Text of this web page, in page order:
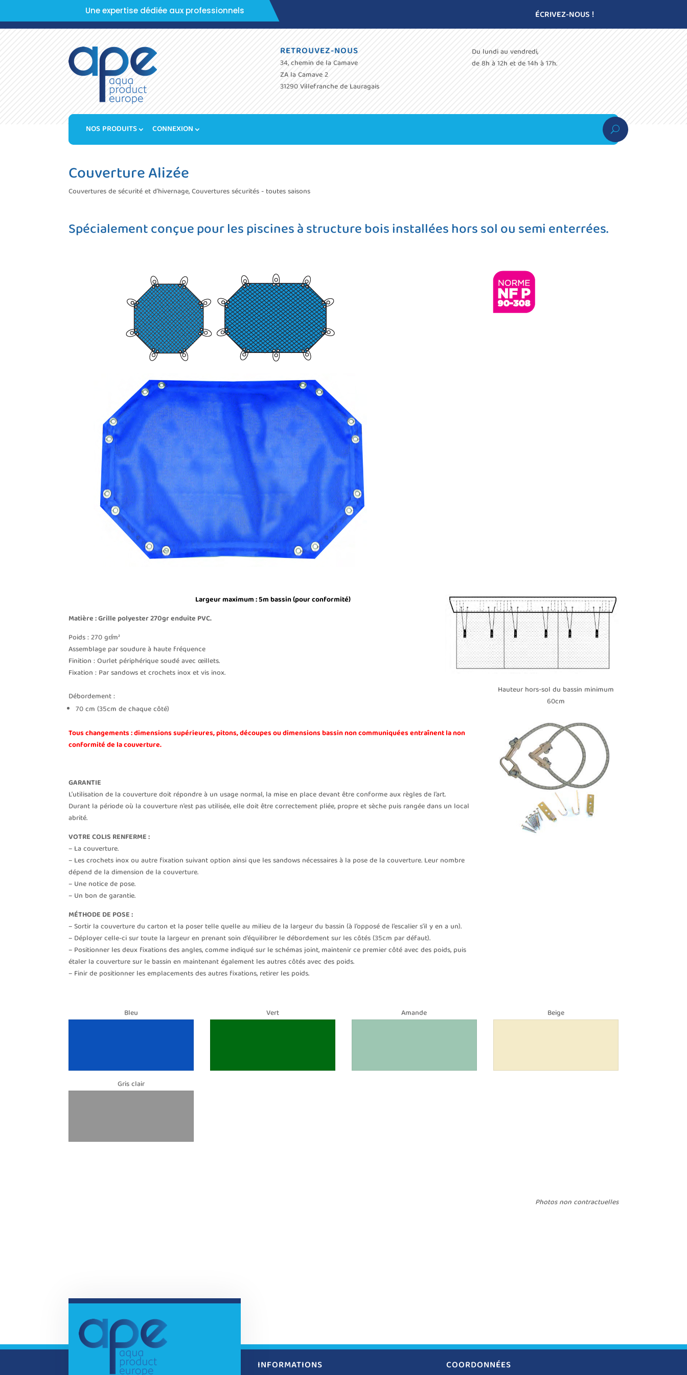
Une expertise dédiée aux professionnels ÉCRIVEZ-NOUS !
RETROUVEZ-NOUS
34, chemin de la Camave
ZA la Camave 2
31290 Villefranche de Lauragais
Du lundi au vendredi,
de 8h à 12h et de 14h à 17h.
NOS PRODUITS CONNEXION
Couverture Alizée
Couvertures de sécurité et d'hivernage,Couvertures sécurités - toutes saisons
Spécialement conçue pour les piscines à structure bois installées hors sol ou semi enterrées.
Largeur maximum : 5m bassin (pour conformité)
Matière : Grille polyester 270gr enduite PVC.
Poids : 270 gr/m²
Assemblage par soudure à haute fréquence
Finition : Ourlet périphérique soudé avec œillets.
Fixation : Par sandows et crochets inox et vis inox.
Débordement :
70 cm (35cm de chaque côté)
Tous changements : dimensions supérieures, pitons, découpes ou dimensions bassin non communiquéesentraînent la non
conformité de la couverture.
GARANTIE
L’utilisation de la couverture doit répondre à un usage normal, la mise en place devant être conforme aux règles de l’art.
Durant la période où la couverture n’est pas utilisée, elle doit être correctement pliée, propre et sèche puis rangée dans un local
abrité.
VOTRE COLIS RENFERME :
– La couverture.
– Les crochets inox ou autre fixation suivant option ainsi que les sandows nécessaires à la pose de la couverture. Leur nombre
dépend de la dimension de la couverture.
– Une notice de pose.
– Un bon de garantie.
MÉTHODE DE POSE :
– Sortir la couverture du carton et la poser telle quelle au milieu de la largeur du bassin (à l’opposé de l’escalier s’il y en a un).
– Déployer celle-ci sur toute la largeur en prenant soin d’équilibrer le débordement sur les côtés (35cm par défaut).
– Positionner les deux fixations des angles, comme indiqué sur le schémas joint, maintenir ce premier côté avec des poids, puis
étaler la couverture sur le bassin en maintenant également les autres côtés avec des poids.
– Finir de positionner les emplacements des autres fixations, retirer les poids.
Hauteur hors-sol du bassin minimum
60cm
Bleu
Gris clair
Vert Amande Beige
Photos non contractuelles
INFORMATIONS COORDONNÉES